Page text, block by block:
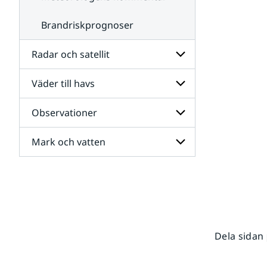
Brandriskprognoser
Radar och satellit
Undersidor
för
Radar
och
satellit
Väder till havs
Undersidor
för
Väder
till
havs
Observationer
Undersidor
för
Mark och vatten
Dela sidan